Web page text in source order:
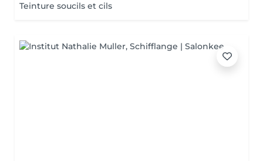
Teinture soucils et cils